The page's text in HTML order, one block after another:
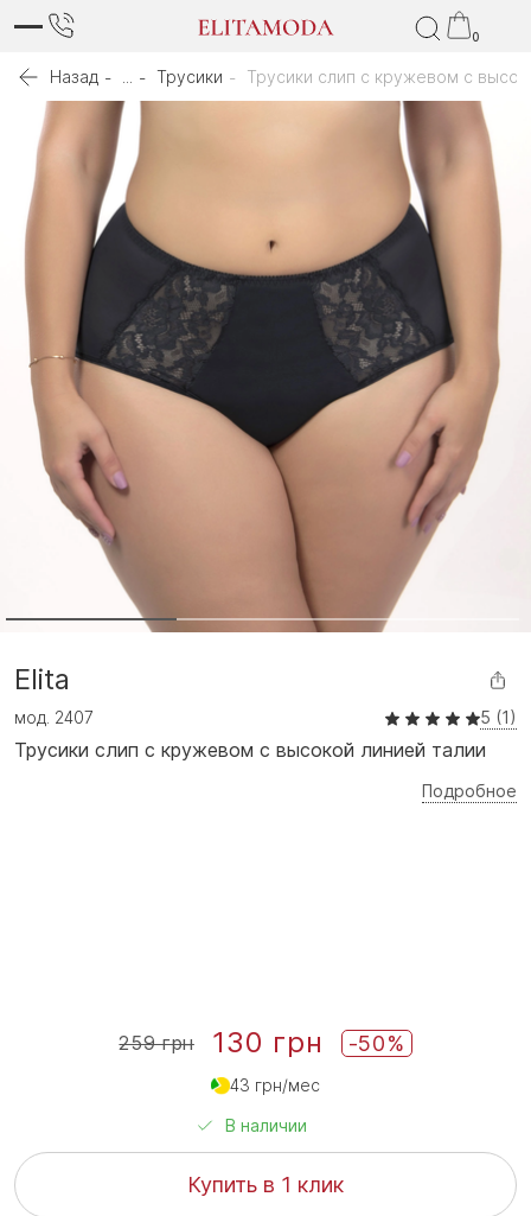
0
Назад Трусики Трусики слип с кружевом с
Elita
мод. 2407 5 (1)
Трусики слип с кружевом с высокой линией талии
Подробное
259 грн 130 грн -50%
43 грн/мес
В наличии
Купить в 1 клик